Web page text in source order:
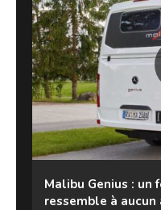
Malibu Genius : un
ressemble à aucun